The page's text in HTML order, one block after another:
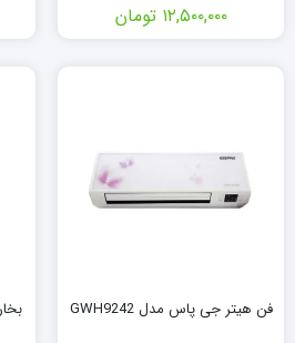
۱۲,۵۰۰,۰۰۰ تومان
فن هیتر جی پاس مدل GWH9242